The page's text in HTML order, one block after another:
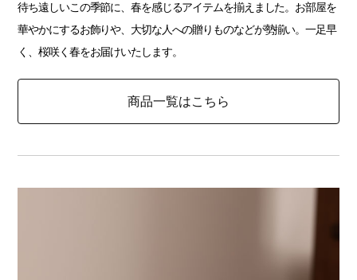
待ち遠しいこの季節に、春を感じるアイテムを揃えました。お部屋を
華やかにするお飾りや、大切な人への贈りものなどが勢揃い。一足早
く、桜咲く春をお届けいたします。
商品一覧はこちら